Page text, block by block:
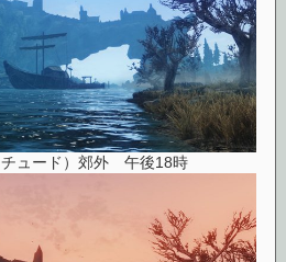
チュード）郊外 午後18時